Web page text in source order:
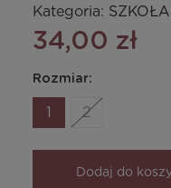
Kategoria: SZKOŁA
34,00 zł
Rozmiar:
1 2
Dodaj do